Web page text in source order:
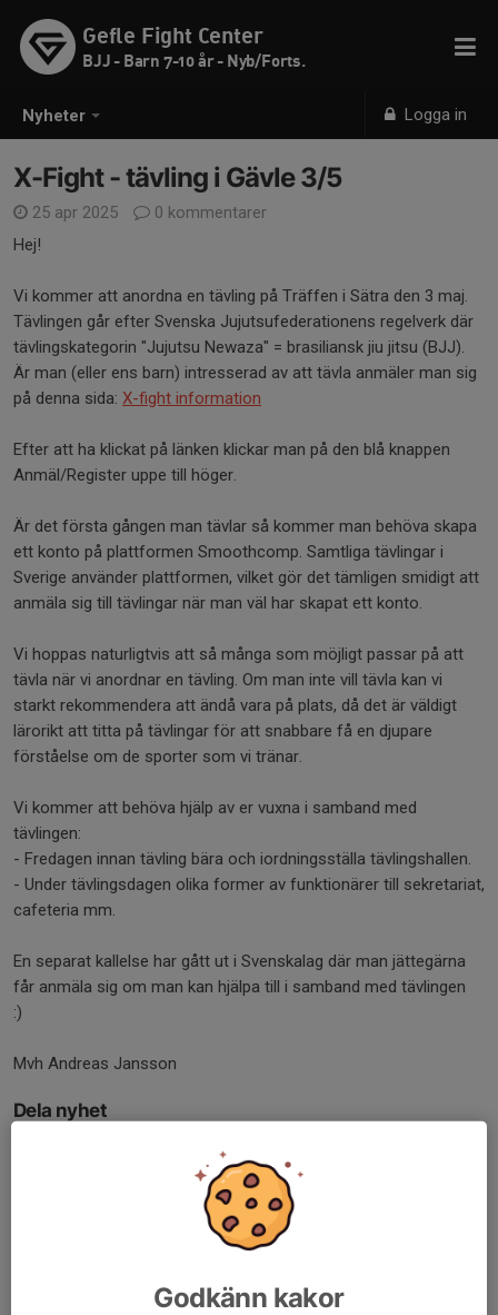
Nyheter Logga in
Gefle Fight Center
BJJ - Barn 7-10 år - Nyb/Forts.
X-Fight - tävling i Gävle 3/5
25 apr 2025
0 kommentarer
Hej!
Vi kommer att anordna en tävling på Träffen i Sätra den 3 maj.
Tävlingen går efter Svenska Jujutsufederationens regelverk där
tävlingskategorin "Jujutsu Newaza" = brasiliansk jiu jitsu (BJJ).
Är man (eller ens barn) intresserad av att tävla anmäler man sig
på denna sida: X-fight information
Efter att ha klickat på länken klickar man på den blå knappen
Anmäl/Register uppe till höger.
Är det första gången man tävlar så kommer man behöva skapa
ett konto på plattformen Smoothcomp. Samtliga tävlingar i
Sverige använder plattformen, vilket gör det tämligen smidigt att
anmäla sig till tävlingar när man väl har skapat ett konto.
Vi hoppas naturligtvis att så många som möjligt passar på att
tävla när vi anordnar en tävling. Om man inte vill tävla kan vi
starkt rekommendera att ändå vara på plats, då det är väldigt
lärorikt att titta på tävlingar för att snabbare få en djupare
förståelse om de sporter som vi tränar.
Vi kommer att behöva hjälp av er vuxna i samband med
tävlingen:
- Fredagen innan tävling bära och iordningsställa tävlingshallen.
- Under tävlingsdagen olika former av funktionärer till sekretariat,
cafeteria mm.
En separat kallelse har gått ut i Svenskalag där man jättegärna
får anmäla sig om man kan hjälpa till i samband med tävlingen
:)
Mvh Andreas Jansson
Dela nyhet
Godkänn kakor